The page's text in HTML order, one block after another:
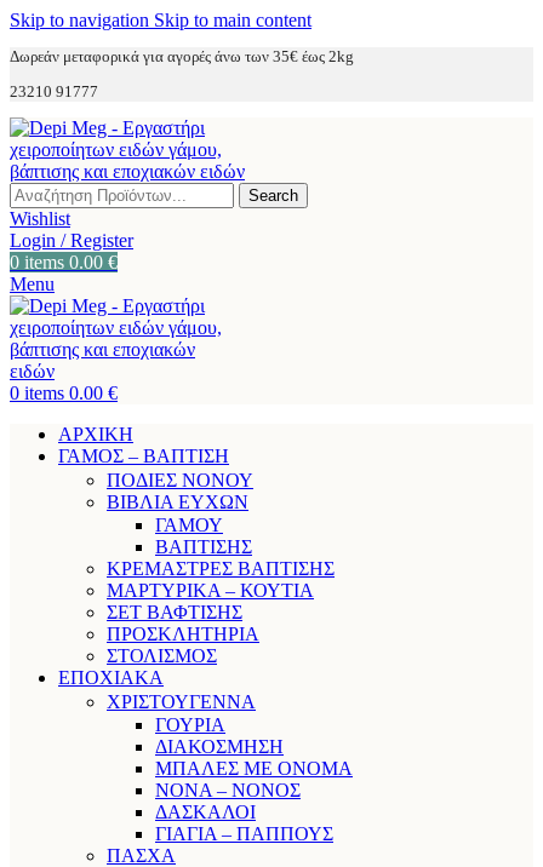
Skip to navigation Skip to main content
Δωρεάν μεταφορικά για αγορές άνω των 35€ έως 2kg
23210 91777
Search
Wishlist
Login / Register
0 items 0.00 €
Menu
0 items 0.00 €
ΑΡΧΙΚΗ
ΓΑΜΟΣ – ΒΑΠΤΙΣΗ
ΠΟΔΙΕΣ ΝΟΝΟΥ
ΒΙΒΛΙΑ ΕΥΧΩΝ
ΓΑΜΟΥ
ΒΑΠΤΙΣΗΣ
ΚΡΕΜΑΣΤΡΕΣ ΒΑΠΤΙΣΗΣ
ΜΑΡΤΥΡΙΚΑ – ΚΟΥΤΙΑ
ΣΕΤ ΒΑΦΤΙΣΗΣ
ΠΡΟΣΚΛΗΤΗΡΙΑ
ΣΤΟΛΙΣΜΟΣ
ΕΠΟΧΙΑΚΑ
ΧΡΙΣΤΟΥΓΕΝΝΑ
ΓΟΥΡΙΑ
ΔΙΑΚΟΣΜΗΣΗ
ΜΠΑΛΕΣ ΜΕ ΟΝΟΜΑ
ΝΟΝΑ – ΝΟΝΟΣ
ΔΑΣΚΑΛΟΙ
ΓΙΑΓΙΑ – ΠΑΠΠΟΥΣ
ΠΑΣΧΑ